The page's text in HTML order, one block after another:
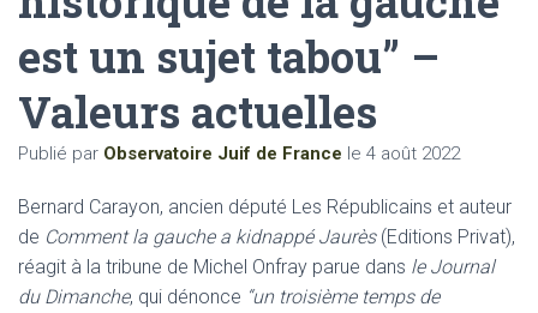
I
est un sujet tabou” –
Valeurs actuelles
Publié par Observatoire Juif de France le 4 août 2022
Bernard Carayon, ancien député Les Républicains et auteur
de Comment la gauche a kidnappé Jaurès(Editions Privat),
réagit à la tribune de Michel Onfray parue dans le Journal
du Dimanche, qui dénonce “un troisième temps de